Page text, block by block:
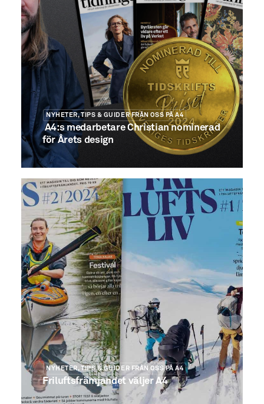
NYHETER, TIPS & GUIDER FRÅN OSS PÅ A4
A4:s medarbetare Christian nominerad
för Årets design
NYHETER, TIPS & GUIDER FRÅN OSS PÅ A4
Friluftsfrämjandet väljer A4